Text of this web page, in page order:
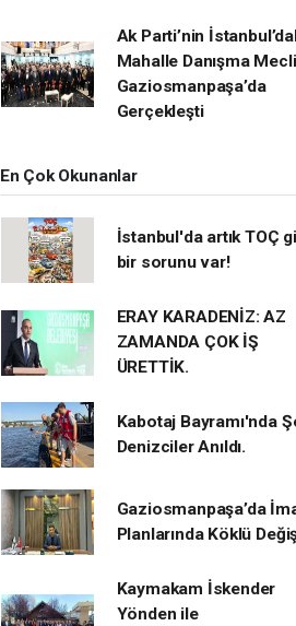
Ak Parti’nin
Mahalle Danışma
Gaziosmanpaşa’da
Gerçekleşti
En Çok Okunanlar
İstanbul'da artık TOÇ
bir sorunu var!
ERAY KARADENİZ: AZ
ZAMANDA ÇOK İŞ
ÜRETTİK.
Kabotaj Bayramı'nda
Denizciler Anıldı.
Gaziosmanpaşa’da
Planlarında Köklü
Kaymakam İskender
Yönden ile